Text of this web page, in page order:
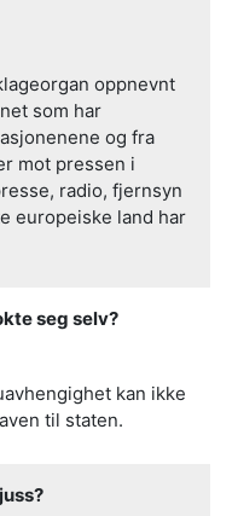
oppnevnt
som har
og fra
mot pressen i
radio, fjernsyn
europeiske land har
seg selv?
kan ikke
til staten.